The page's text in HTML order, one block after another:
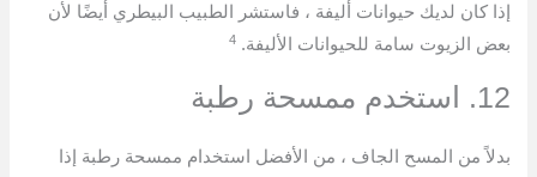
إذا كان لديك حيوانات أليفة ، فاستشر الطبيب البيطري أيضًا لأن
بعض الزيوت سامة للحيوانات الأليفة.4
12. استخدم ممسحة رطبة
بدلاً من المسح الجاف ، من الأفضل استخدام ممسحة رطبة إذا